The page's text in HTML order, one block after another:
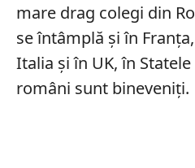
mare drag colegi din
se întâmplă şi în
Italia şi în UK, în
români sunt bineveniţi.